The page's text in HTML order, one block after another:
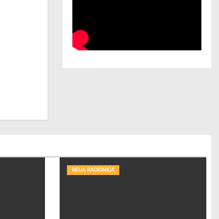
MOJA RADIONICA